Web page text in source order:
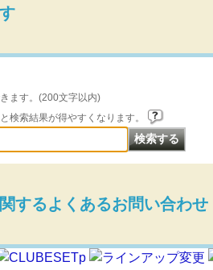
ます。(200文字以内)
検索結果が得やすくなります。
するよくあるお問い合わせ